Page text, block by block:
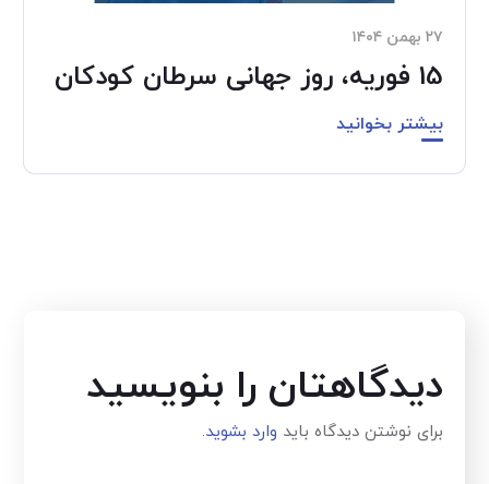
۲۷ بهمن ۱۴۰۴
15 فوریه، روز جهانی سرطان کودکان
بیشتر بخوانید
دیدگاهتان را بنویسید
برای نوشتن دیدگاه باید وارد بشوید.